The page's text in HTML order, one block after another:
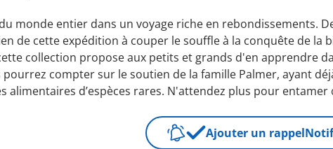
monde entier dans un voyage riche en rebondissements.
de cette expédition à couper le souffle à la conquête de la
collection propose aux petits et grands d'en apprendre
compter sur le soutien de la famille Palmer, ayant
d’espèces rares. N'attendez plus pour entamer
Ajouter un rappel